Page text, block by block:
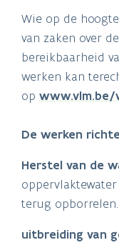
Wie op de
van zaken over
bereikbaarheid
werken kan
op www.vlm.be/
De werken
Herstel van de
terug opborrelen.
uitbreiding van